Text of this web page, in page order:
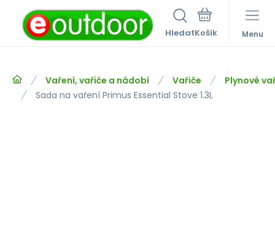
Hledat Menu
Vaření, vařiče a nádobí Vařiče
Plynové
Sada na vaření Primus Essential Stove 1.3L